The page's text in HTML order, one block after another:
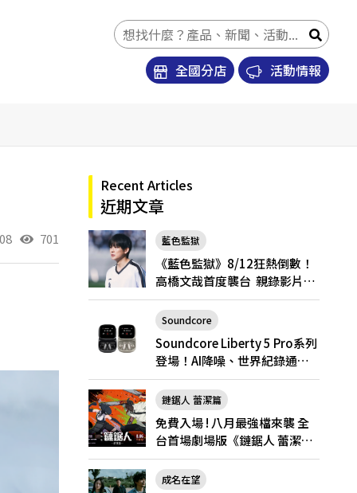
活動情報
全國分店
701
Recent Articles
近期文章
藍色監獄
《藍色監獄》8/12狂熱倒數！
高橋文哉首度襲台 親錄影片喊
話台粉「戲院見」
Soundcore
Soundcore Liberty 5 Pro
Soundcore Liberty 5 Pro系列
登場！AI降噪、世界紀錄通
話，Pro與Pro Max怎麼選？
鏈鋸人 蕾潔篇
免費入場 ! 八月最強檔來襲 全
台首場劇場版《鏈鋸人 蕾潔
篇》快閃店就在新光三越台北
南西一館8/6限定登場
成名在望